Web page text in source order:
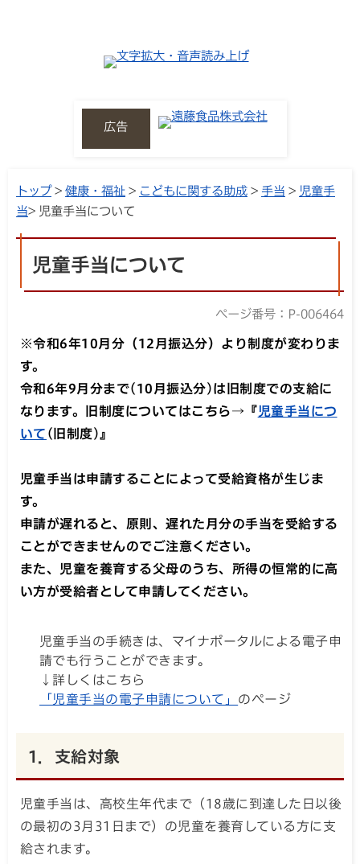
広告
トップ> 健康・福祉 > こどもに関する助成 > 手当 > 児童手
当> 児童手当について
児童手当について
ページ番号：P-006464
※令和6年10月分（12月振込分）より制度が変わりま
す。
令和6年9月分まで(10月振込分)は旧制度での支給に
なります。旧制度についてはこちら→『児童手当につ
いて (旧制度)』
児童手当は申請することによって受給資格が生じま
す。
申請が遅れると、原則、遅れた月分の手当を受給する
ことができませんのでご注意ください。
また、児童を養育する父母のうち、所得の恒常的に高
い方が受給者として申請してください。
児童手当の手続きは、マイナポータルによる電子申
請でも行うことができます。
↓詳しくはこちら
「児童手当の電子申請について」 のページ
1．支給対象
児童手当は、高校生年代まで（18歳に到達した日以後
の最初の3月31日まで）の児童を養育している方に支
給されます。